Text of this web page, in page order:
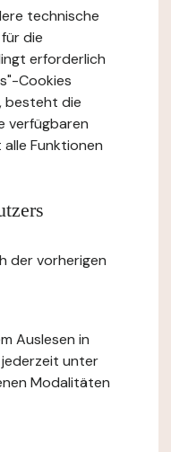
technische
die
erforderlich
Cookies
besteht die
verfügbaren
Funktionen
der vorherigen
Auslesen in
jederzeit unter
Modalitäten